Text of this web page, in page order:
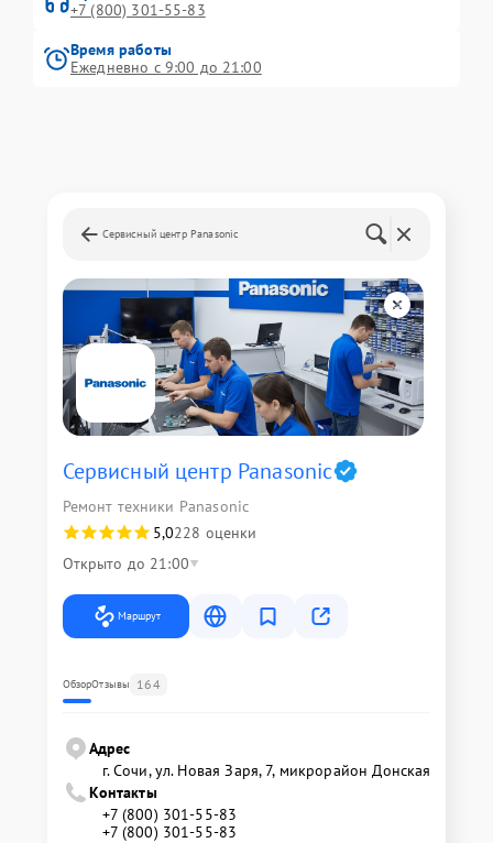
+7 (800) 301-55-83
Время работы
Ежедневно с 9:00 до 21:00
Сервисный центр Panasonic
Сервисный центр Panasonic
Ремонт техники Panasonic
5,0228 оценки
Открыто до 21:00
Маршрут
ОбзорОтзывы 164
Адрес
г. Сочи, ул. Новая Заря, 7, микрорайон Донская
Контакты
+7 (800) 301-55-83
+7 (800) 301-55-83